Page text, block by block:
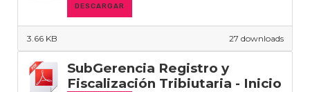
DESCARGAR
27 downloads
3.66 KB
SubGerencia Registro y
Fiscalización Tribiutaria - Inicio